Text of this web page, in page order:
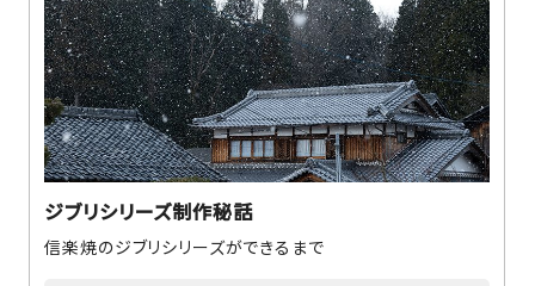
ジブリシリーズ制作秘話
信楽焼のジブリシリーズができるまで